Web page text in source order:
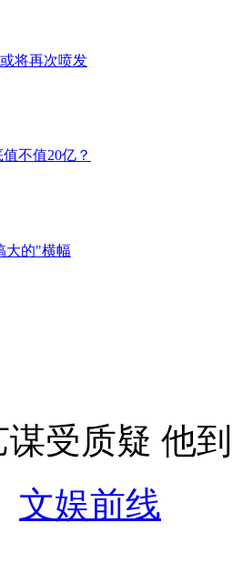
将再次喷发
不值20亿？
大的"横幅
撒钱引哄抢
殴打受质疑 他
文娱前线